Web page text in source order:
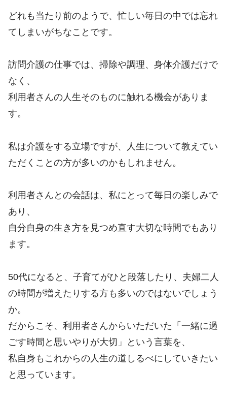
どれも当たり前のようで、忙しい毎日の中では忘れ
てしまいがちなことです。
訪問介護の仕事では、掃除や調理、身体介護だけで
なく、
利用者さんの人生そのものに触れる機会がありま
す。
私は介護をする立場ですが、人生について教えてい
ただくことの方が多いのかもしれません。
利用者さんとの会話は、私にとって毎日の楽しみで
あり、
自分自身の生き方を見つめ直す大切な時間でもあり
ます。
50代になると、子育てがひと段落したり、夫婦二人
の時間が増えたりする方も多いのではないでしょう
か。
だからこそ、利用者さんからいただいた「一緒に過
ごす時間と思いやりが大切」という言葉を、
私自身もこれからの人生の道しるべにしていきたい
と思っています。